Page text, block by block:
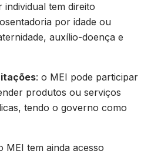
tem direito
por idade ou
auxílio-doença e
: o MEI pode participar
produtos ou serviços
tendo o governo como
MEI tem ainda acesso